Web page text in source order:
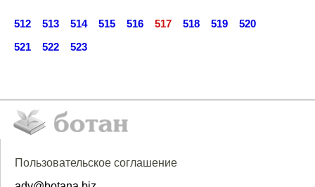
512 513 514 515 516 517 518 519
520
521
522 523
Пользовательское соглашение